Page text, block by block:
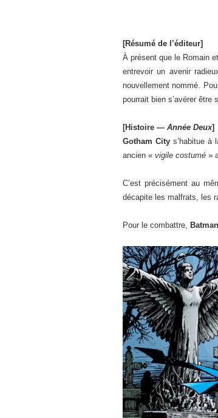
[Résumé de l’éditeur]
À présent que le Romain
entrevoir un avenir
nouvellement nommé.
pourrait bien s’avérer être
[Histoire — Année Deux]
Gotham Citys’habitue à
ancien « vigile costumé »
C’est précisément au
décapite les malfrats, les
Pour le combattre, Batman